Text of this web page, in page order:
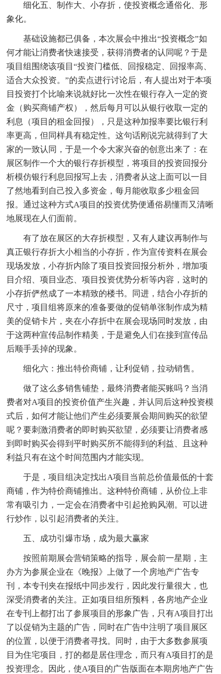
细化五、制作大、小存折，使投资概念通俗化、形
象化。
基础设施都已俱备，本次展会中推出“投资概念”如
何才能让消费者快速接受，获得消费者的认同呢？于是
项目组围绕该项目“投资门槛低、回报稳定、回报率高、
适合大众投资。”的卖点进行讨论后，有人提出对于本项
目投资打个比喻来说就好比一次性在银行存入一定的资
金（购买商铺产权），然后每月可以从银行收取一定的
利息（项目的租金回报），只是这种加报率要比银行利
率更高，但同样具有稳定性。这句话刚说完就得到了大
家的一致认同，于是一个令大家兴奋的创意出来了：在
展区制作一个大的银行存折模型，将项目的投资回报分
析模仿银行利息回报写上去，消费者从这上面可以一目
了然地看到自己投入多资金，每月能收取多少租金回
报。通过这种方式A项目的投资优势便通俗易懂而又清晰
地展现在人们面前。
有了放在展区的大存折模型，又有人建议再制作与
真正银行存折大小相当的小存折，作为宣传资料在展会
现场发放，小存折内除了项目投资回报分析外，增加项
目介绍、项目业态、项目投资优势分析等内容，这时的
小存折俨然成了一本精致的楼书。同进，结合小存折的
尺寸，项目组将原来的准备要做的促销单张制作成为精
美的促销卡片，夹在小存折中在展会现场同时发放，由
于这两种宣传品制作精美，于是避免人们在接到宣传品
后顺手丢掉的现象。
细化六：推出特价商铺，让利促销，拉动销售。
做了这么多销售铺垫，最终消费者能买账吗？当消
费者对A项目的投资价值产生兴趣，并认同后这种投资模
式后，如何才能让他们产生必须要展会期间购买的欲望
呢？要刺激消费者的即时购买欲望，必须要让消费者感
到即时购买会得到平时购买所不能得到的利益、且这种
利益只有在这个时间范围内才能实现。
于是，项目组决定找出A项目当前总价值最低的十套
商铺，作为特价商铺推出。这种特价商铺，从价位上非
常有吸引力，一定会在消费者中引起抢购风潮。可以进
行炒作，以引起消费者的关注。
五、成功引爆市场，成为最大赢家
按照前期展会营销策略的指导，展会前一星期，主
办方为参展企业在《晚报》上做了一个房地产广告专
刊，本专刊夹在报纸中同步发行，因此发行量很大，也
深受消费者的关注。正如项目组所预料，各房地产企业
在专刊上都打出了参展项目的形象广告，只有A项目打出
了以促销为主题的广告，同时在广告中注明了项目展区
的位置，以便于消费者寻找。同时，由于大多数参展项
目为住宅项目，打的都是居住理念，而只有A项目打的是
投资理念。因此，使A项目的广告版面在本期房地产广告